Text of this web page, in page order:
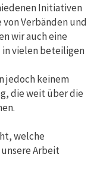
Initiativen
von Verbänden und
wir auch eine
in vielen beteiligen
jedoch keinem
die weit über die
welche
Arbeit